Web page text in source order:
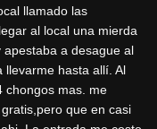
llamado las
al local una mierda
a desague al
llevarme hasta allí. Al
chongos mas. me
que en casi